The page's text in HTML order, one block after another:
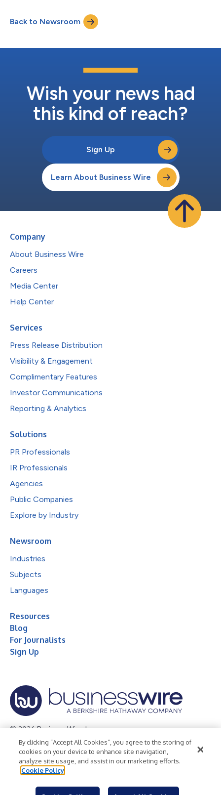
servizi di consulenza per i settori del trading energetico e dei
servizi finanziari, con clienti che comprendono hedge fund,
Back to Newsroom
Wish your news had
this kind of reach?
Sign Up
Learn About Business Wire
Company
About Business Wire
Careers
Media Center
Help Center
Services
Press Release Distribution
Visibility & Engagement
Complimentary Features
Investor Communications
Reporting & Analytics
Solutions
PR Professionals
IR Professionals
Agencies
Public Companies
Explore by Industry
Newsroom
Industries
Subjects
Languages
Resources
Blog
For Journalists
Sign Up
© 2026 Business Wire, Inc.
Privacy Policy Cookie Policy
Accessibility Statement
Terms of Use
Legal
By clicking “Accept All Cookies”, you agree to the storing of
cookies on your device to enhance site navigation,
analyze site usage, and assist in our marketing efforts.
Cookie Policy